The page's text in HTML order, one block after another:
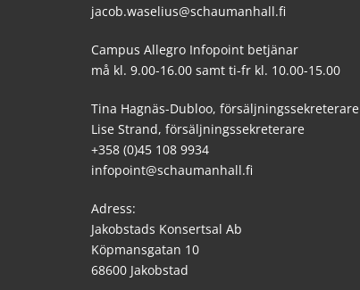
jacob.waselius@schaumanhall.fi
Campus Allegro Infopoint betjänar
må kl. 9.00-16.00 samt ti-fr kl. 10.00-15.00
Tina Hagnäs-Dubloo, försäljningssekreterare
Lise Strand, försäljningssekreterare
+358 (0)45 108 9934
infopoint@schaumanhall.fi
Adress:
Jakobstads Konsertsal Ab
Köpmansgatan 10
68600 Jakobstad